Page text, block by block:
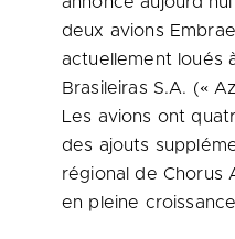
deux avions
actuellement loués
Brasileiras S.A. («
Les avions ont
des ajouts
régional de Chorus
en pleine